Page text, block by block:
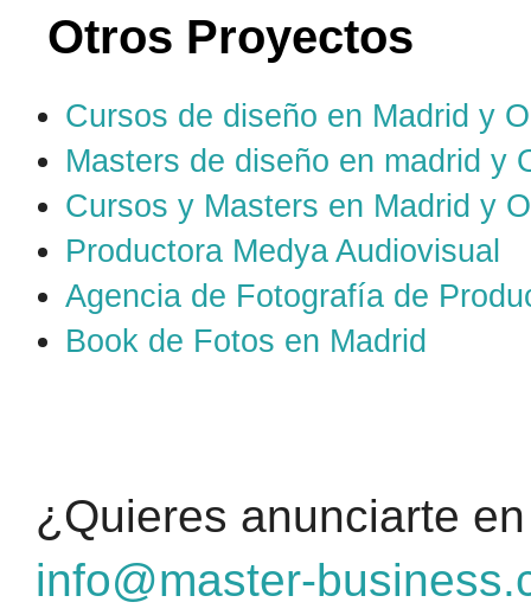
Otros Proyectos
Cursos de diseño en Madrid y
Masters de diseño en madrid y
Cursos y Masters en Madrid y
Productora Medya Audiovisual
Agencia de Fotografía de
Book de Fotos en Madrid
¿Quieres anunciarte
info@master-